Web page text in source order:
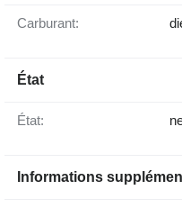
Carburant:
État
État:
Informations